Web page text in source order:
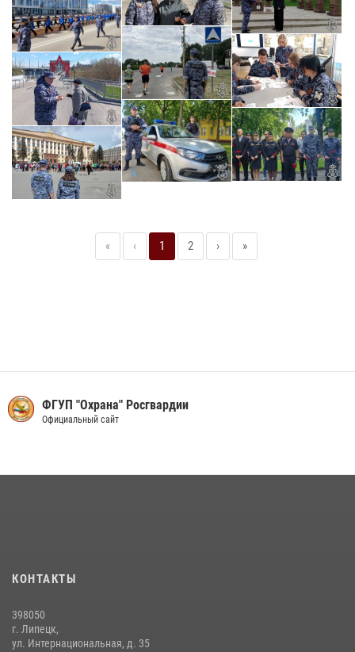
« ‹ 1 2 › »
ФГУП "Охрана" Росгвардии
Официальный сайт
КОНТАКТЫ
398050
г. Липецк,
ул. Интернациональная, д. 35